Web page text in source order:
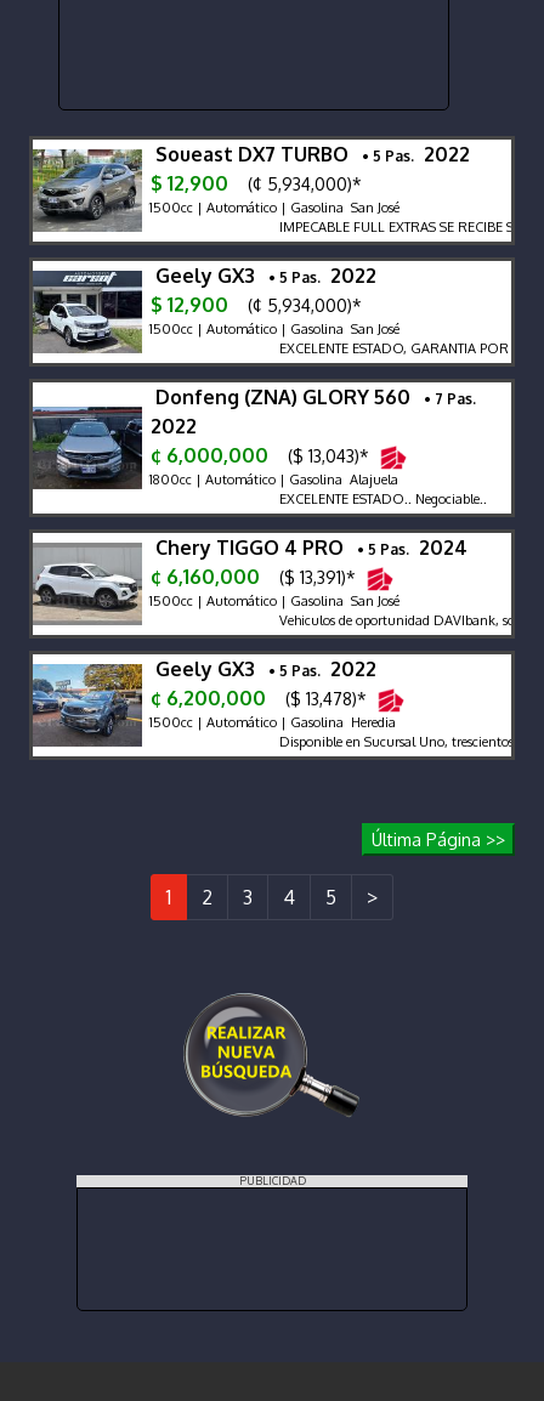
Soueast DX7 TURBO • 5 Pas. 2022
$ 12,900
(¢ 5,934,000)*
1500cc | Automático | Gasolina San José
IMPECABLE FULL EXTRAS SE RECIBE SE
Geely GX3 • 5 Pas. 2022
$ 12,900
(¢ 5,934,000)*
1500cc | Automático | Gasolina San José
EXCELENTE ESTADO, GARANTIA POR
Donfeng (ZNA) GLORY 560 • 7 Pas.
2022
¢ 6,000,000
($ 13,043)*
1800cc | Automático | Gasolina Alajuela
EXCELENTE ESTADO.. Negociable..
Chery TIGGO 4 PRO • 5 Pas. 2024
¢ 6,160,000
($ 13,391)*
1500cc | Automático | Gasolina San José
Vehiculos de oportunidad DAVIbank, solo
Geely GX3 • 5 Pas. 2022
¢ 6,200,000
($ 13,478)*
1500cc | Automático | Gasolina Heredia
Disponible en Sucursal Uno, trescientos
Última Página >>
1 2 3 4 5 >
PUBLICIDAD